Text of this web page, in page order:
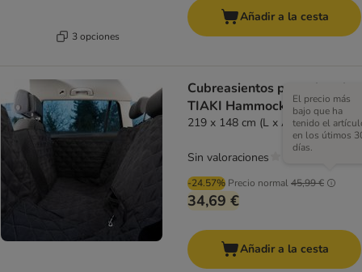
3 opciones
Añadir a la cesta
Cubreasientos para el coche
TIAKI Hammock
219 x 148 cm (L x An)
-24.57% Precio normal45,99 €
El precio más
bajo que ha
tenido el
en los útimos
días.
34,69 €
Sin valoraciones
Añadir a la cesta